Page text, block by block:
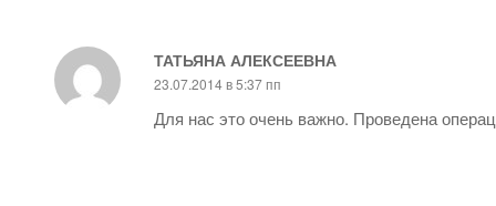
ТАТЬЯНА АЛЕКСЕЕВНА
23.07.2014 в 5:37 пп
Для нас это очень важно. Проведена